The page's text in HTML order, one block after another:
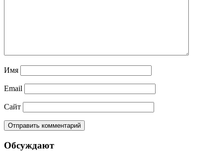
Имя
Email
Сайт
Обсуждают